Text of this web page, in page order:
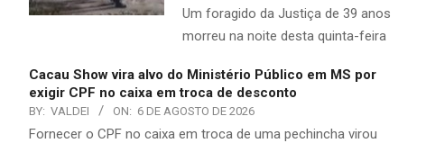
​Um foragido da Justiça de 39 anos
morreu na noite desta quinta-feira
Cacau Show vira alvo do Ministério Público em MS por
exigir CPF no caixa em troca de desconto
BY: VALDEI ON: 6 DE AGOSTO DE 2026
​Fornecer o CPF no caixa em troca de uma pechincha virou